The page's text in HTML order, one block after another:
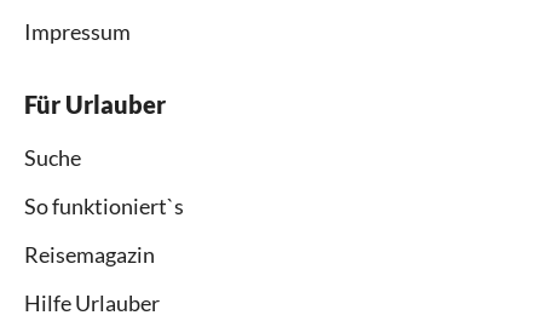
Impressum
Für Urlauber
Suche
So funktioniert`s
Reisemagazin
Hilfe Urlauber